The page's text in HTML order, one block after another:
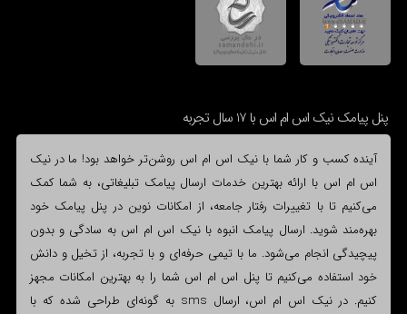
پنل پیامک نیک اس ام اس با 17 سال تجربه
آینده کسب و کار شما با نیک اس ام اس روشن‌تر خواهد بود! ما در نیک
اس ام اس با ارائه بهترین خدمات ارسال پیامک تبلیغاتی، به شما کمک
می‌کنیم تا با تغییرات رفتار جامعه، از امکانات نوین در پنل پیامک خود
بهره‌مند شوید. ارسال پیامک انبوه با نیک اس ام اس به سادگی و بدون
پیچیدگی انجام می‌شود. ما با تیمی حرفه‌ای و با تجربه، از تخیل و دانش
خود استفاده می‌کنیم تا پنل اس ام اس شما را به بهترین امکانات مجهز
کنیم. در نیک اس ام اس، ارسال sms به گونه‌ای طراحی شده که با